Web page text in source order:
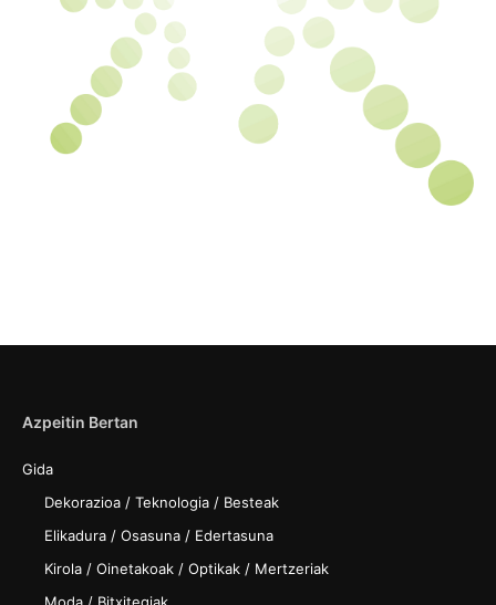
Azpeitin Bertan
Gida
Dekorazioa / Teknologia / Besteak
Elikadura / Osasuna / Edertasuna
Kirola / Oinetakoak / Optikak / Mertzeriak